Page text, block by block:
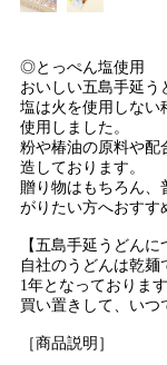
◎とっぺん塩使用
おいしい五島手延う
塩は火を使用しない
使用しました。
粉や椿油の原料や配
造しております。
贈り物はもちろん、
がりたい方へおすす
【五島手延うどんに
自社のうどんは乾麺
1年となっております
買い置きして、いつ
［商品説明］